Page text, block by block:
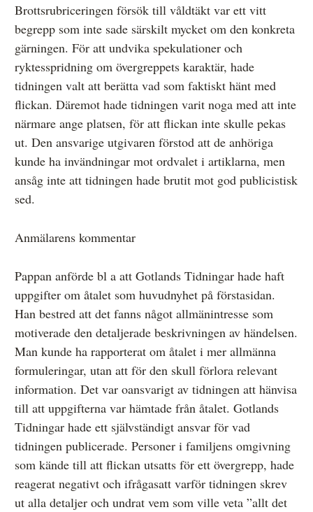
Brottsrubriceringen försök till våldtäkt var ett vitt
begrepp som inte sade särskilt mycket om den konkreta
gärningen. För att undvika spekulationer och
ryktesspridning om övergreppets karaktär, hade
tidningen valt att berätta vad som faktiskt hänt med
flickan. Däremot hade tidningen varit noga med att inte
närmare ange platsen, för att flickan inte skulle pekas
ut. Den ansvarige utgivaren förstod att de anhöriga
kunde ha invändningar mot ordvalet i artiklarna, men
ansåg inte att tidningen hade brutit mot god publicistisk
sed.
Anmälarens kommentar
Pappan anförde bl a att Gotlands Tidningar hade haft
uppgifter om åtalet som huvudnyhet på förstasidan.
Han bestred att det fanns något allmänintresse som
motiverade den detaljerade beskrivningen av händelsen.
Man kunde ha rapporterat om åtalet i mer allmänna
formuleringar, utan att för den skull förlora relevant
information. Det var oansvarigt av tidningen att hänvisa
till att uppgifterna var hämtade från åtalet. Gotlands
Tidningar hade ett självständigt ansvar för vad
tidningen publicerade. Personer i familjens omgivning
som kände till att flickan utsatts för ett övergrepp, hade
reagerat negativt och ifrågasatt varför tidningen skrev
ut alla detaljer och undrat vem som ville veta ”allt det